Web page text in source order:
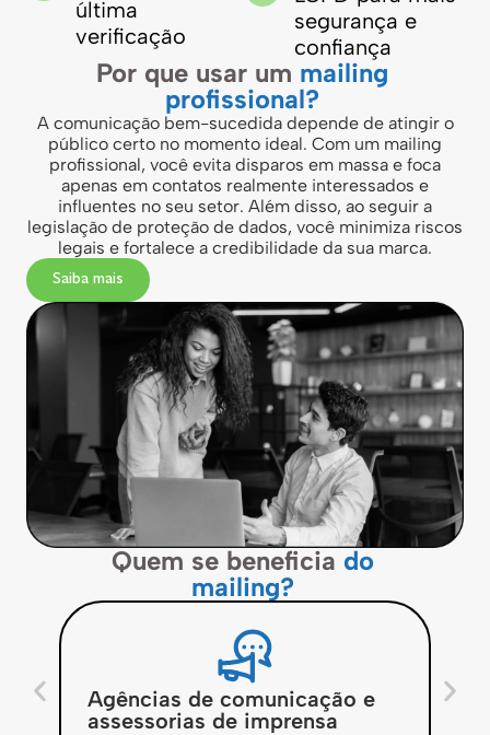
última
verificação
segurança e
confiança
Por que usar um mailing
profissional?
A comunicação bem-sucedida depende de atingir o
público certo no momento ideal. Com um mailing
profissional, você evita disparos em massa e foca
apenas em contatos realmente interessados e
influentes no seu setor. Além disso, ao seguir a
legislação de proteção de dados, você minimiza riscos
legais e fortalece a credibilidade da sua marca.
Saiba mais
Quem se beneficia do
mailing?
Agências de comunicação e
assessorias de imprensa